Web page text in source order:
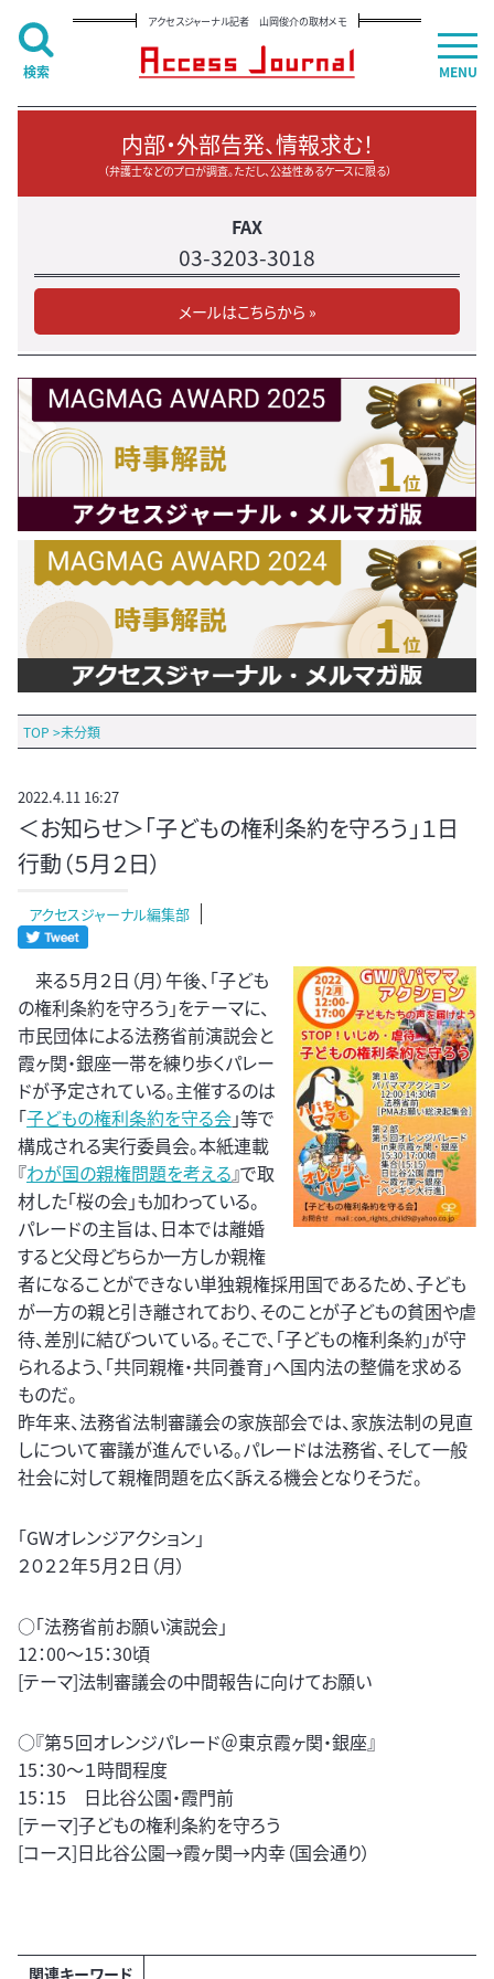
アクセスジャーナル記者 山岡俊介の取材メモ
内部・外部告発、情報求む！
（弁護士などのプロが調査。ただし、公益性あるケースに限る）
FAX
03-3203-3018
メールはこちらから »
TOP >未分類
2022.4.11 16:27
＜お知らせ＞「子どもの権利条約を守ろう」１日
行動（５月２日）
アクセスジャーナル編集部
来る５月２日（月）午後、「子ども
の権利条約を守ろう」をテーマに、
市民団体による法務省前演説会と
霞ヶ関・銀座一帯を練り歩くパレー
ドが予定されている。主催するのは
「子どもの権利条約を守る会」等で
構成される実行委員会。本紙連載
『わが国の親権問題を考える』で取
材した「桜の会」も加わっている。
パレードの主旨は、日本では離婚
すると父母どちらか一方しか親権
者になることができない単独親権採用国であるため、子ども
が一方の親と引き離されており、そのことが子どもの貧困や虐
待、差別に結びついている。そこで、「子どもの権利条約」が守
られるよう、「共同親権・共同養育」へ国内法の整備を求める
ものだ。
昨年来、法務省法制審議会の家族部会では、家族法制の見直
しについて審議が進んでいる。パレードは法務省、そして一般
社会に対して親権問題を広く訴える機会となりそうだ。
「GWオレンジアクション」
２０２２年５月２日（月）
○「法務省前お願い演説会」
12：00～15：30頃
[テーマ]法制審議会の中間報告に向けてお願い
○『第５回オレンジパレード＠東京霞ヶ関・銀座』
15：30～１時間程度
15：15 日比谷公園・霞門前
[テーマ]子どもの権利条約を守ろう
[コース]日比谷公園→霞ヶ関→内幸（国会通り）
関連キーワード
MENU
検索